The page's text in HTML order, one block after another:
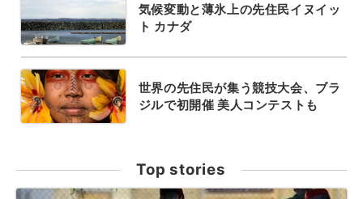
気候変動と薄氷上の先住民イヌイッ
ト カナダ
世界の先住民が集う競技大会、ブラ
ジルで初開催 美人コンテストも
Top stories